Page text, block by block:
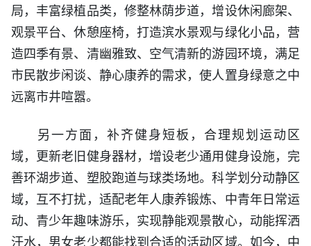
局，丰富绿植品类，修整林荫步道，增设休闲廊架、
观景平台、休憩座椅，打造滨水景观与绿化小品，营
造四季有景、清幽雅致、空气清新的游园环境，满足
市民散步闲谈、静心康养的需求，使人置身绿意之中
远离市井喧嚣。
另一方面，补齐健身短板，合理规划运动区
域，更新老旧健身器材，增设老少通用健身设施，完
善环湖步道、塑胶跑道与球类场地。科学划分动静区
域，互不打扰，适配老年人康养锻炼、中青年日常运
动、青少年趣味游乐，实现静能观景散心，动能挥洒
汗水，男女老少都能找到合适的活动区域。如今，中